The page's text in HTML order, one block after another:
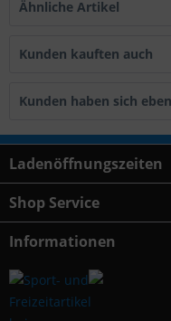
Ähnliche Artikel
Kunden kauften auch
Kunden haben sich
Ladenöffnungszeiten
Shop Service
Informationen